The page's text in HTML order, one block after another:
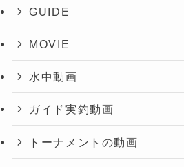
GUIDE
MOVIE
水中動画
ガイド実釣動画
トーナメントの動画